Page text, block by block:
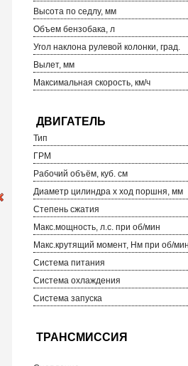
Высота по седлу, мм
Объем бензобака, л
Угол наклона рулевой колонки, град.
Вылет, мм
Максимальная скорость, км/ч
Тип
ГРМ
Рабочий объём, куб. см
Диаметр цилиндра х ход поршня, мм
Степень сжатия
Макс.мощность, л.с. при об/мин
Макс.крутящий момент, Нм при об/
Система питания
Система охлаждения
Система запуска